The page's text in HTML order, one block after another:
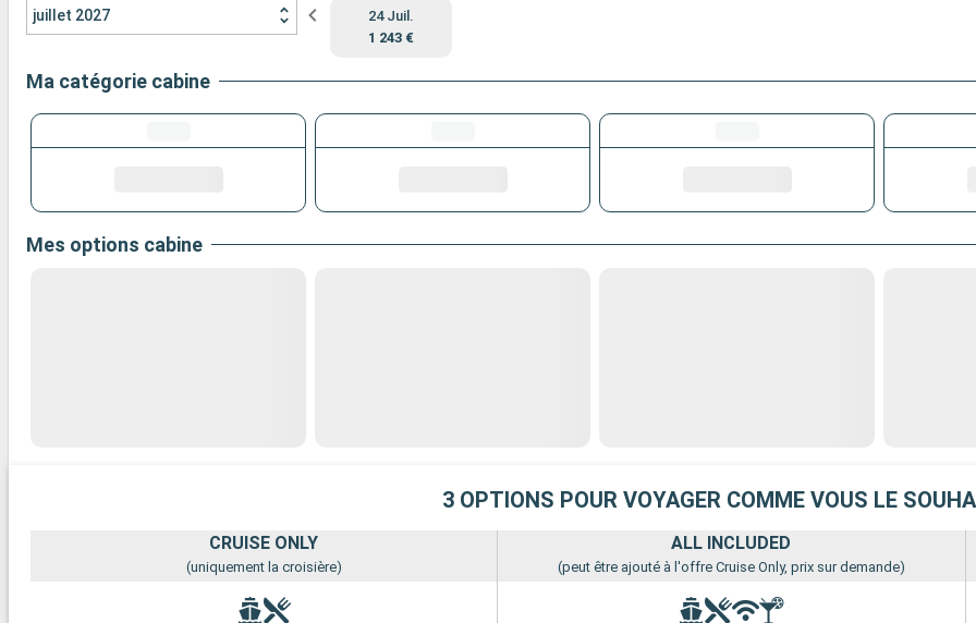
juillet 2027
24 Juil.
1 243 €
Ma catégorie cabine
Mes options cabine
3 OPTIONS POUR VOYAGER COMME VOUS LE
CRUISE ONLY
(uniquement la croisière)
ALL INCLUDED
(peut être ajouté à l'offre Cruise Only, prix sur demande)